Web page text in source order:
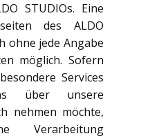
STUDIOs. Eine
des ALDO
ohne jede Angabe
möglich. Sofern
Services
über unsere
nehmen möchte,
Verarbeitung